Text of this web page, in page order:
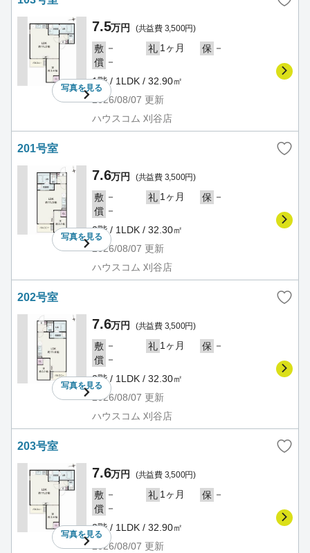
写真を見る
7.5万円 (共益費 3,500円)
敷 － 礼 1ヶ月 保 －
償 －
1階 / 1LDK / 32.90㎡
2026/08/07 更新
ハウスコム 刈谷店
201号室
写真を見る
7.6万円 (共益費 3,500円)
敷 － 礼 1ヶ月 保 －
償 －
2階 / 1LDK / 32.30㎡
2026/08/07 更新
ハウスコム 刈谷店
202号室
写真を見る
7.6万円 (共益費 3,500円)
敷 － 礼 1ヶ月 保 －
償 －
2階 / 1LDK / 32.30㎡
2026/08/07 更新
ハウスコム 刈谷店
203号室
写真を見る
7.6万円 (共益費 3,500円)
敷 － 礼 1ヶ月 保 －
償 －
2階 / 1LDK / 32.90㎡
2026/08/07 更新